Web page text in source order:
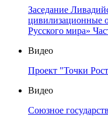
Заседание
цивилизационные
Русского мира»
Видео
Проект "Точки
Видео
Союзное